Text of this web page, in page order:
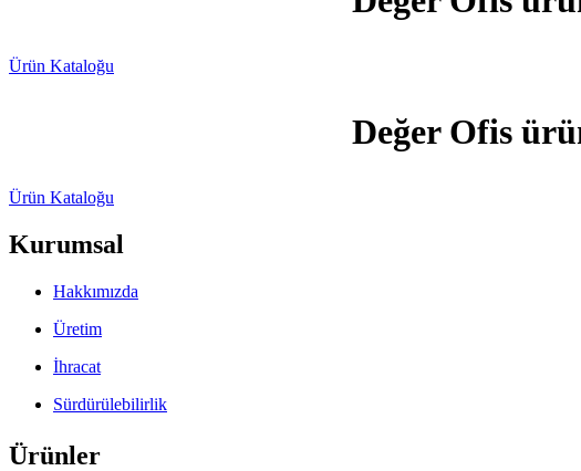
Ürün Kataloğu
Değer Ofis
Ürün Kataloğu
Kurumsal
Hakkımızda
Üretim
İhracat
Sürdürülebilirlik
Ürünler